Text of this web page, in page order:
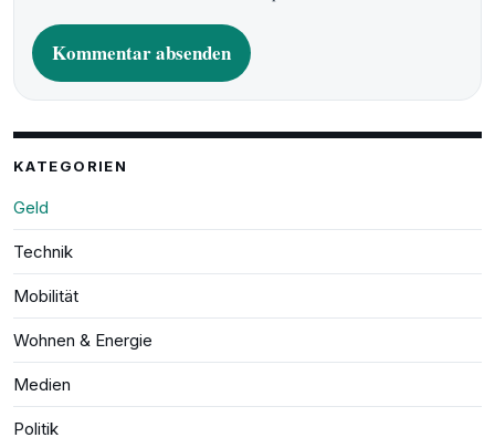
t
r
a
t
i
v
e
KATEGORIEN
Geld
Technik
Mobilität
Wohnen & Energie
Medien
Politik